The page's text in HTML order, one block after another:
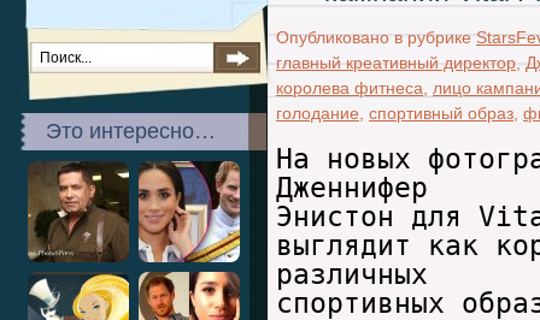
Это интересно…
Опубликовано в рубрике
главный креативный директор
королева фитнеса
лицо
голодание спортивный образ
На новых
Дженнифер
Энистон для
выглядит как
различных
спортивных